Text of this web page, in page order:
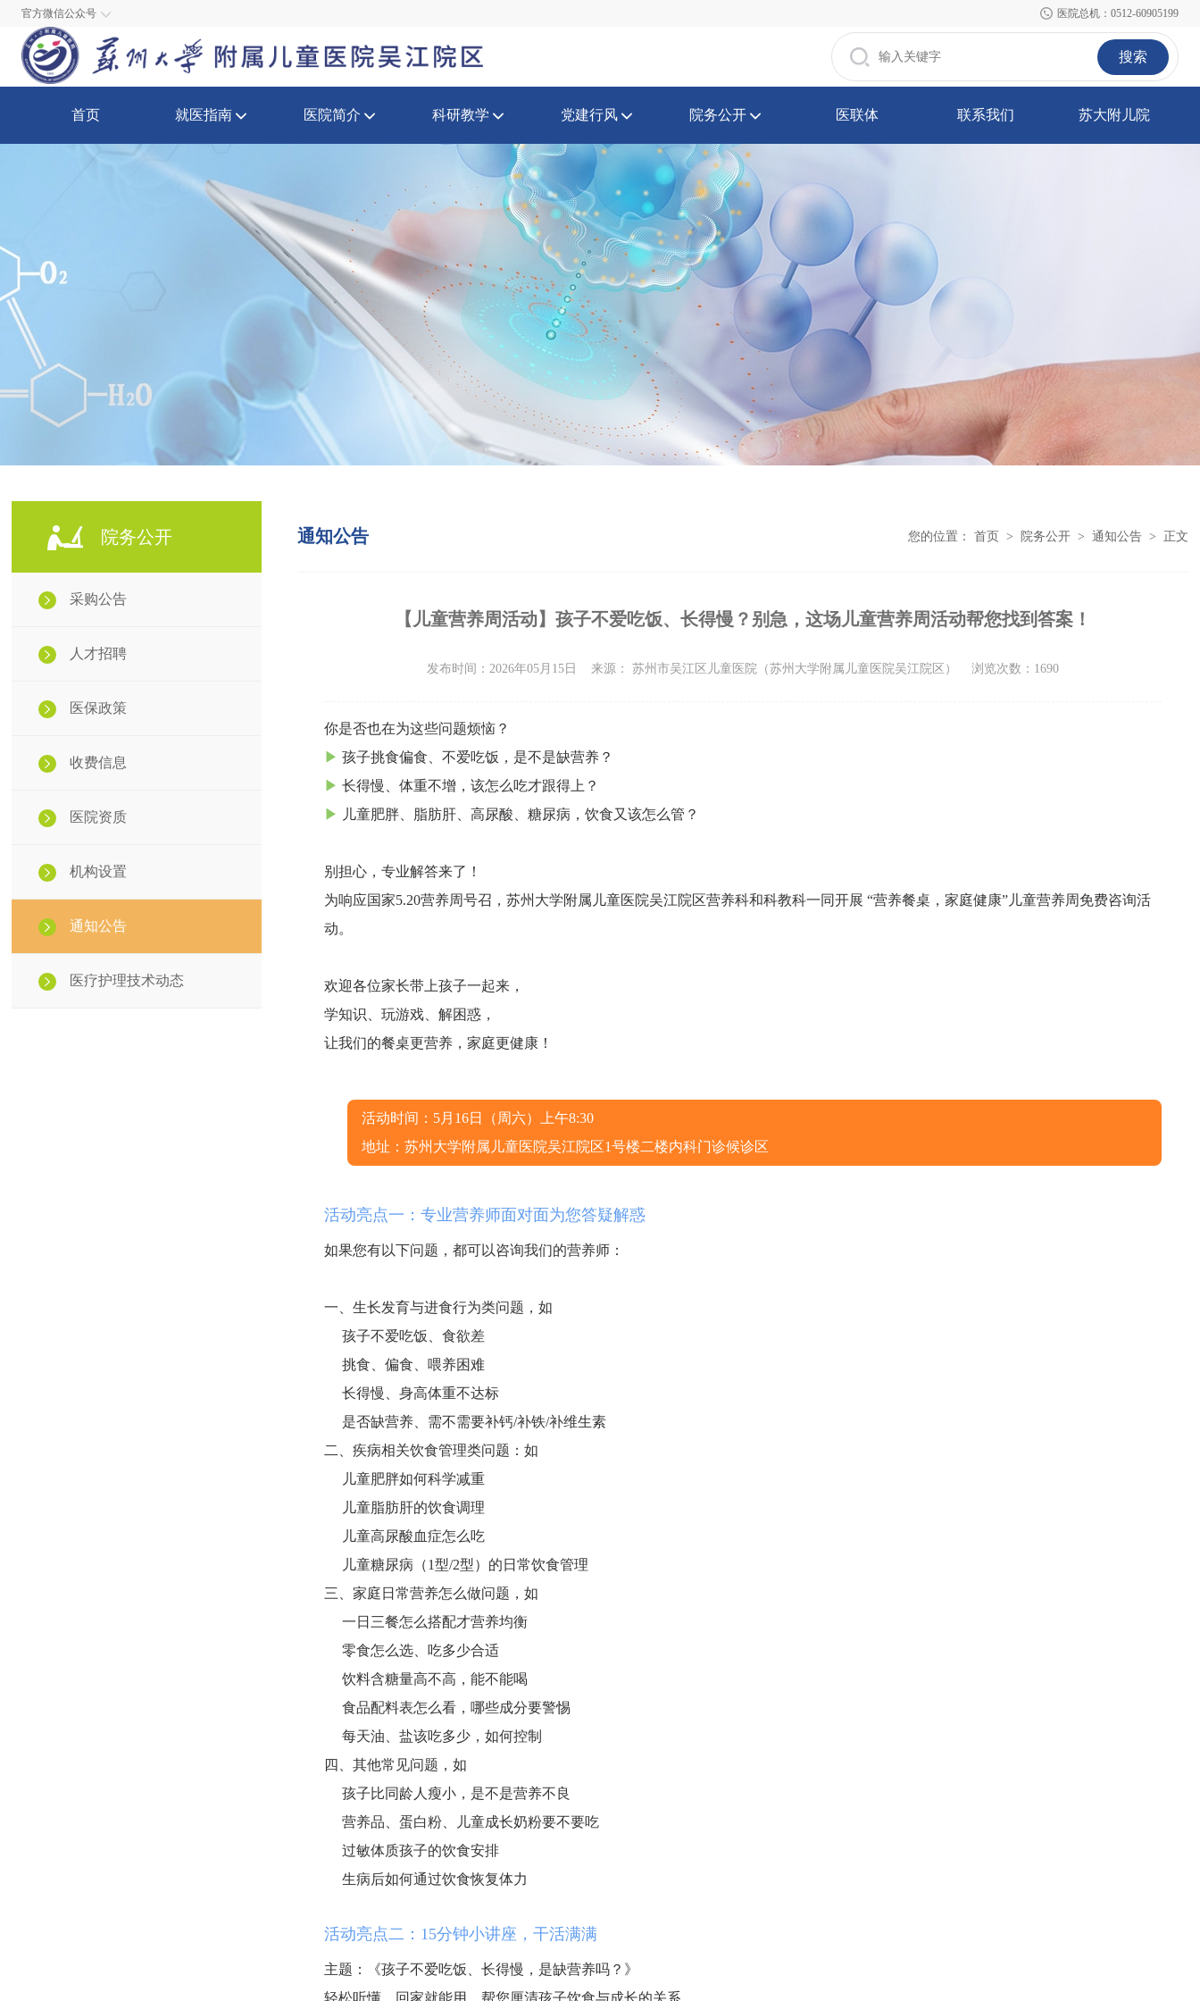
官方微信公众号 医院总机：0512-60905199
搜索
首页 就医指南 医院简介 科研教学 党建行风 院务公开 医联体 联系我们 苏大附儿院
院务公开
采购公告
人才招聘
医保政策
收费信息
医院资质
机构设置
通知公告
医疗护理技术动态
您的位置： 首页 > 院务公开 > 通知公告 > 正文
通知公告
【儿童营养周活动】孩子不爱吃饭、长得慢？别急，这场儿童营养周活动帮您找到答案！
发布时间：2026年05月15日 来源： 苏州市吴江区儿童医院（苏州大学附属儿童医院吴江院区） 浏览次数：1690
你是否也在为这些问题烦恼？
▶孩子挑食偏食、不爱吃饭，是不是缺营养？
▶长得慢、体重不增，该怎么吃才跟得上？
▶
儿童肥胖、脂肪肝、高尿酸、糖尿病，饮食又该怎么管？
别担心，专业解答来了！
为响应国家5.20营养周号召，苏州大学附属儿童医院吴江院区营养科和科教科一同开展 “营养餐桌，家庭健康”儿童营养周免费咨询活
动。
欢迎各位家长带上孩子一起来，
学知识、玩游戏、解困惑，
让我们的餐桌更营养，家庭更健康！
活动时间：5月16日（周六）上午8:30
地址：苏州大学附属儿童医院吴江院区1号楼二楼内科门诊候诊区
活动亮点一：专业营养师面对面为您答疑解惑
如果您有以下问题，都可以咨询我们的营养师：
一、生长发育与进食行为类问题，如
孩子不爱吃饭、食欲差
挑食、偏食、喂养困难
长得慢、身高体重不达标
是否缺营养、需不需要补钙/补铁/补维生素
二、疾病相关饮食管理类问题：如
儿童肥胖如何科学减重
儿童脂肪肝的饮食调理
儿童高尿酸血症怎么吃
儿童糖尿病（1型/2型）的日常饮食管理
三、家庭日常营养怎么做问题，如
一日三餐怎么搭配才营养均衡
零食怎么选、吃多少合适
饮料含糖量高不高，能不能喝
食品配料表怎么看，哪些成分要警惕
每天油、盐该吃多少，如何控制
四、其他常见问题，如
孩子比同龄人瘦小，是不是营养不良
营养品、蛋白粉、儿童成长奶粉要不要吃
过敏体质孩子的饮食安排
生病后如何通过饮食恢复体力
活动亮点二：15分钟小讲座，干活满满
主题：《孩子不爱吃饭、长得慢，是缺营养吗？》